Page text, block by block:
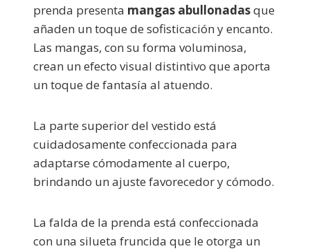
prenda presenta mangas abullonadasque
añaden un toque de sofisticación y encanto.
Las mangas, con su forma voluminosa,
crean un efecto visual distintivo que aporta
un toque de fantasía al atuendo.
La parte superior del vestido está
cuidadosamente confeccionada para
adaptarse cómodamente al cuerpo,
brindando un ajuste favorecedor y cómodo.
La falda de la prenda está confeccionada
con una silueta fruncida que le otorga un